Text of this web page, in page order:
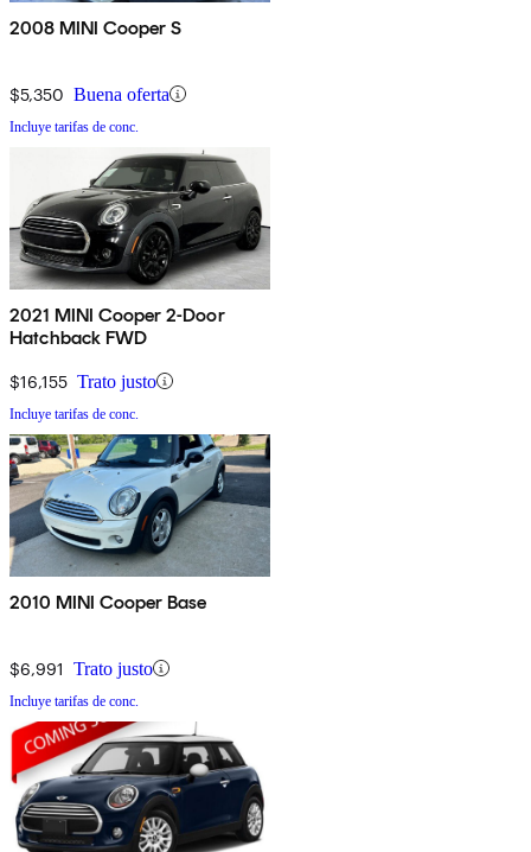
2008 MINI Cooper S
$5,350 Buena oferta
Incluye tarifas de conc.
2021 MINI Cooper 2-Door
Hatchback FWD
$16,155 Trato justo
Incluye tarifas de conc.
2010 MINI Cooper Base
$6,991 Trato justo
Incluye tarifas de conc.